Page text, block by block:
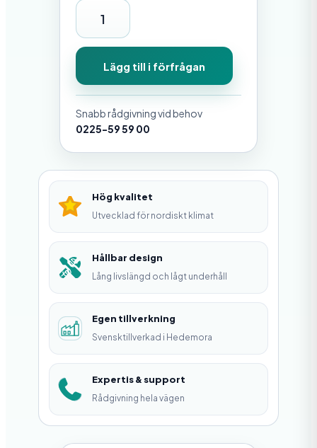
F
r
a
n
s
k
r
s
k
r
u
v
8
5
M
m
Lägg till i förfrågan
Snabb rådgivning vid behov
0225-59 59 00
Hög kvalitet
Utvecklad för nordiskt klimat
Hållbar design
Lång livslängd och lågt underhåll
Egen tillverkning
Svensktillverkad i Hedemora
Expertis & support
Rådgivning hela vägen